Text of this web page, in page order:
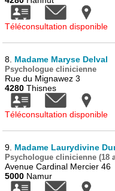
Téléconsultation disponible
8. Madame Maryse Delval
Psychologue clinicienne
Rue du Mignawez 3
4280 Thisnes
Téléconsultation disponible
9. Madame Laurydivine
Psychologue clinicienne (18
Avenue Cardinal Mercier 46
5000 Namur